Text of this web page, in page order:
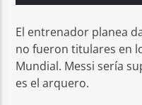
El entrenador planea
no fueron titulares en
Mundial. Messi sería
es el arquero.